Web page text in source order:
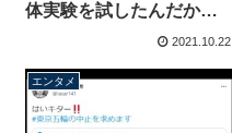
体実験を試したんだか
ら」→案の定、炎上中
2021.10.22
エンタメ